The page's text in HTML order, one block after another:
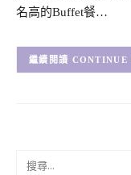
名高的Buffet餐…
CONTINUE